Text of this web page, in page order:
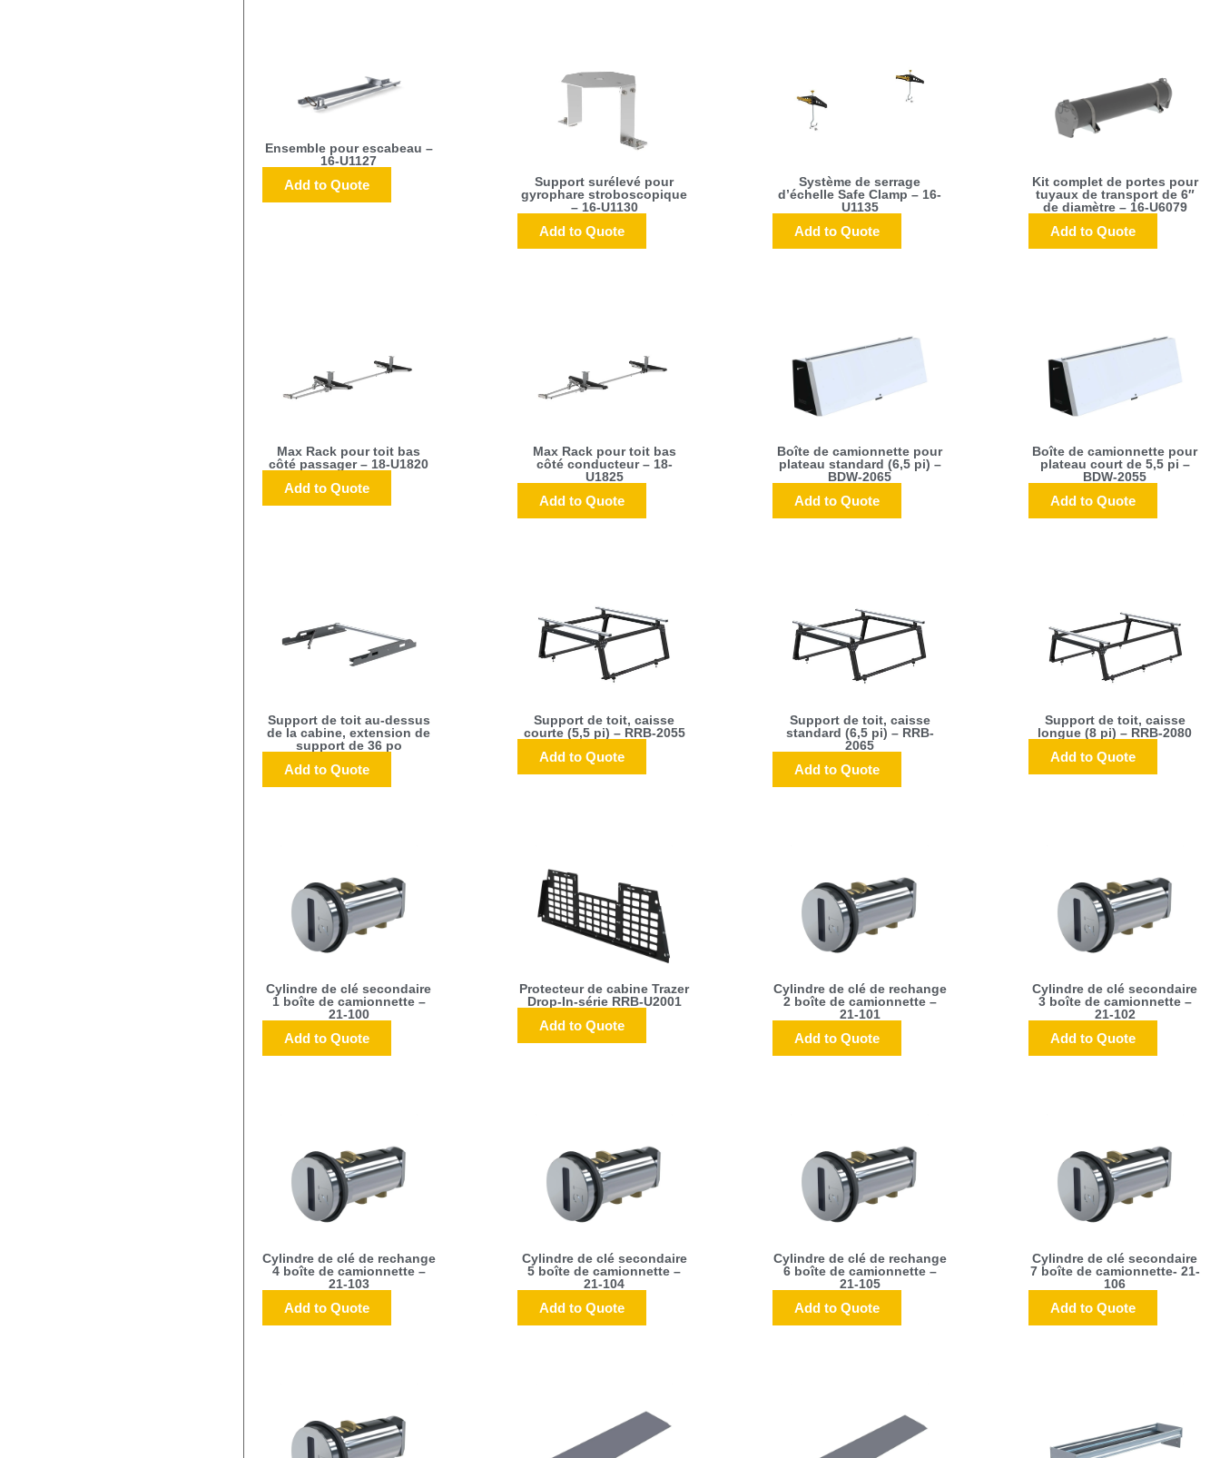
Ensemble pour escabeau –
16-U1127
Add to Quote
Support surélevé pour
gyrophare stroboscopique
– 16-U1130
Add to Quote
Système de serrage
d’échelle Safe Clamp – 16-
U1135
Add to Quote
Kit complet de portes pour
tuyaux de transport de 6″
de diamètre – 16-U6079
Add to Quote
Max Rack pour toit bas
côté passager – 18-U1820
Add to Quote
Max Rack pour toit bas
côté conducteur – 18-
U1825
Add to Quote
Boîte de camionnette pour
plateau standard (6,5 pi) –
BDW-2065
Add to Quote
Boîte de camionnette pour
plateau court de 5,5 pi –
BDW-2055
Add to Quote
Support de toit au-dessus
de la cabine, extension de
support de 36 po
Add to Quote
Support de toit, caisse
courte (5,5 pi) – RRB-2055
Add to Quote
Support de toit, caisse
standard (6,5 pi) – RRB-
2065
Add to Quote
Support de toit, caisse
longue (8 pi) – RRB-2080
Add to Quote
Cylindre de clé secondaire
1 boîte de camionnette –
21-100
Add to Quote
Protecteur de cabine Trazer
Drop-In-série RRB-U2001
Add to Quote
Cylindre de clé de rechange
2 boîte de camionnette –
21-101
Add to Quote
Cylindre de clé secondaire
3 boîte de camionnette –
21-102
Add to Quote
Cylindre de clé de rechange
4 boîte de camionnette –
21-103
Add to Quote
Cylindre de clé secondaire
5 boîte de camionnette –
21-104
Add to Quote
Cylindre de clé de rechange
6 boîte de camionnette –
21-105
Add to Quote
Cylindre de clé secondaire
7 boîte de camionnette- 21-
106
Add to Quote